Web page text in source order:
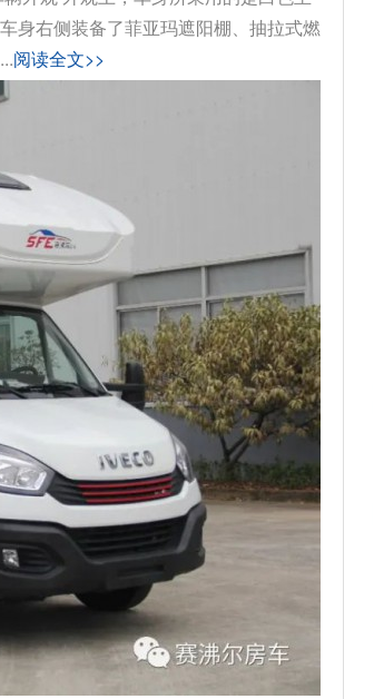
身右侧装备了菲亚玛遮阳棚、抽拉式燃
阅读全文>>